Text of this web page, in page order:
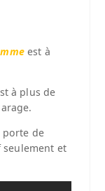
est à
à plus de
porte de
et